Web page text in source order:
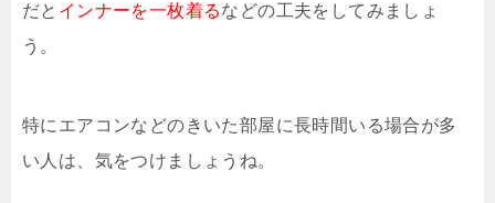
だと インナーを一枚着るなどの工夫をしてみましょ
う。
特にエアコンなどのきいた部屋に長時間いる場合が多
い人は、気をつけましょうね。